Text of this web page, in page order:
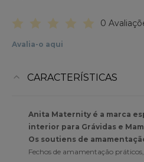
0
Avalia-o aqui
CARACTERÍSTICAS
Anita Maternity é a marca
interior para Grávidas e
Os soutiens de
Fechos de amamentação